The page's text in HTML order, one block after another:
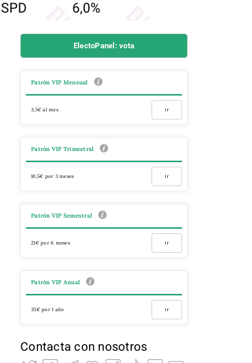
ElectoPanel: vota
Patrón VIP Mensual
3,5€ al mes Ir
Patrón VIP Trimestral
10,5€ por 3 meses Ir
Patrón VIP Semestral
21€ por 6 meses Ir
Patrón VIP Anual
35€ por 1 año Ir
Contacta con nosotros